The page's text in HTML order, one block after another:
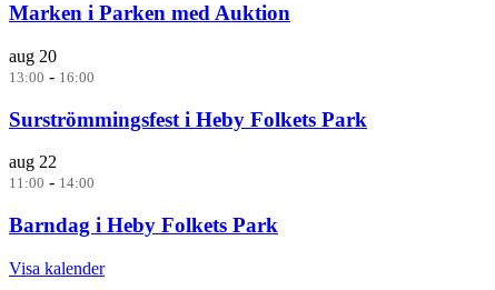
Marken i Parken med Auktion
aug 20
13:00 - 16:00
Surströmmingsfest i Heby Folkets Park
aug 22
11:00 - 14:00
Barndag i Heby Folkets Park
Visa kalender